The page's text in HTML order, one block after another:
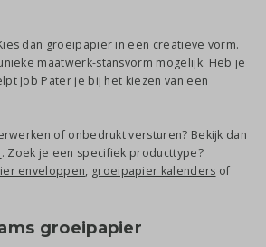
dan groeipapier in een creatieve vorm.
maatwerk-stansvorm mogelijk. Heb je
Job Pater je bij het kiezen van een
of onbedrukt versturen? Bekijk dan
. Zoek je een specifiek producttype?
enveloppen, groeipapier kalenders of
groeipapier